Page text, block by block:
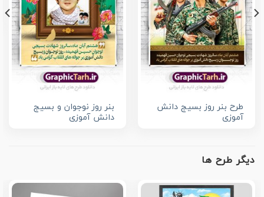
طرح بنر روز بسیج دانش
آموزی
بنر روز نوجوان و بسیج
دانش آموزی
دیگر طرح ها